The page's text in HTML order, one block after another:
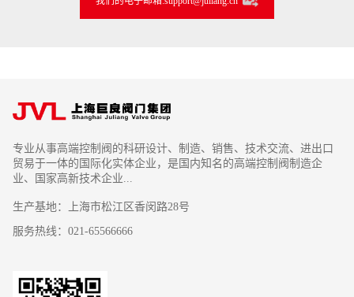
专业从事高端控制阀的科研设计、制造、销售、技术交流、进出口
贸易于一体的国际化实体企业，是国内知名的高端控制阀制造企
业、国家高新技术企业...
生产基地：上海市松江区香闵路28号
服务热线：021-65566666